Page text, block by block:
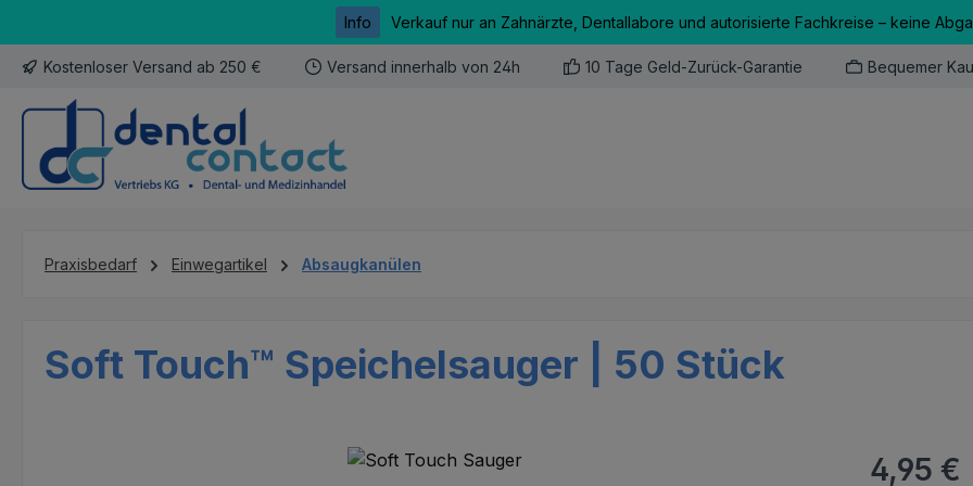
Info Verkauf nur an Zahnärzte, Dentallabore und autorisierte Fachkreise – keine
Kostenloser Versand ab 250 € Versand innerhalb von 24h 10 Tage Geld-Zurück-Garantie Bequemer
Praxisbedarf Einwegartikel Absaugkanülen
Soft Touch™ Speichelsauger | 50 Stück
Regulärer
4,95 €